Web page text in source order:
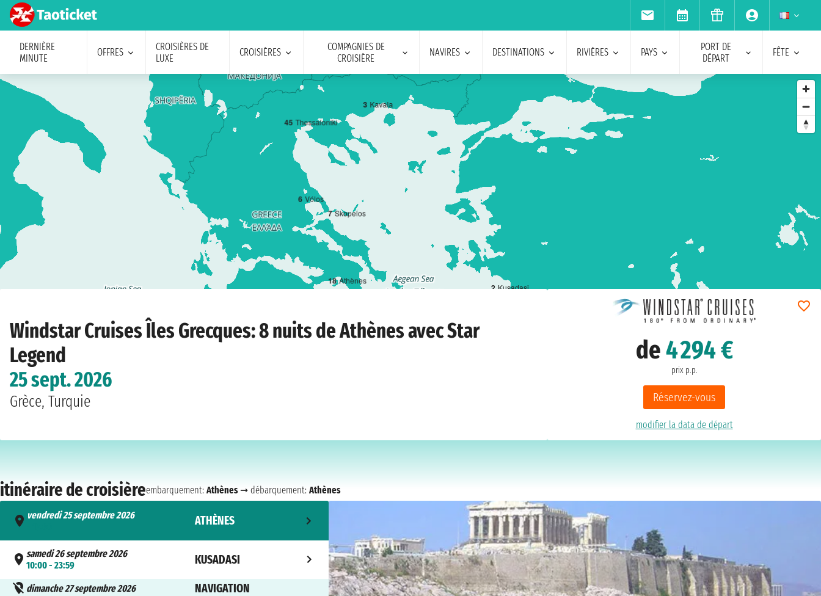
DERNIÈRE
MINUTE
OFFRES
CROISIÈRES DE
LUXE
CROISIÈRES
COMPAGNIES DE
CROISIÈRE
NAVIRES DESTINATIONS RIVIÈRES PAYS
PORT DE
DÉPART
FÊTE
18 Athènes
2 Kusadasi
3 Kavala
45 Thessaloniki
6 Vólos
7 Skopelos
Windstar Cruises Îles Grecques: 8 nuits de Athènes avec Star
Legend
25 sept. 2026
Grèce, Turquie
de4 294 €
prix p.p.
Réservez-vous
modifier la data de départ
itinéraire de croisièreembarquement: Athènes➞ débarquement: Athènes
vendredi 25 septembre 2026
ATHÈNES
samedi 26 septembre 2026
10:00 - 23:59
KUSADASI
dimanche 27 septembre 2026 NAVIGATION